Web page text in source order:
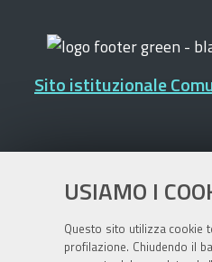
USIAMO I
Questo sito utilizza cookie
profilazione. Chiudendo il
Sito istituzionale